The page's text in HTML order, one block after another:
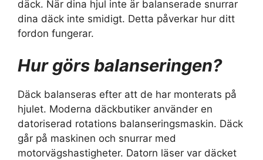
däck. När dina hjul inte är balanserade snurrar
dina däck inte smidigt. Detta påverkar hur ditt
fordon fungerar.
Hur görs balanseringen?
Däck balanseras efter att de har monterats på
hjulet. Moderna däckbutiker använder en
datoriserad rotations balanseringsmaskin. Däck
går på maskinen och snurrar med
motorvägshastigheter. Datorn läser var däcket